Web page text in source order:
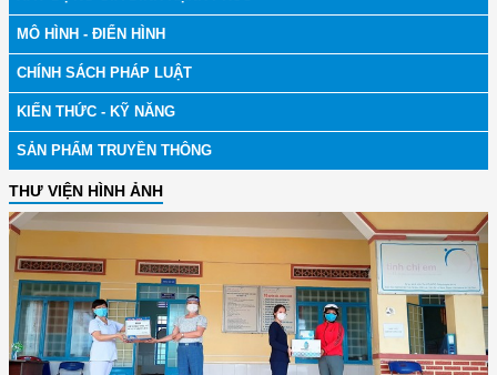
MÔ HÌNH - ĐIỂN HÌNH
CHÍNH SÁCH PHÁP LUẬT
KIẾN THỨC - KỸ NĂNG
SẢN PHẨM TRUYỀN THÔNG
THƯ VIỆN HÌNH ẢNH